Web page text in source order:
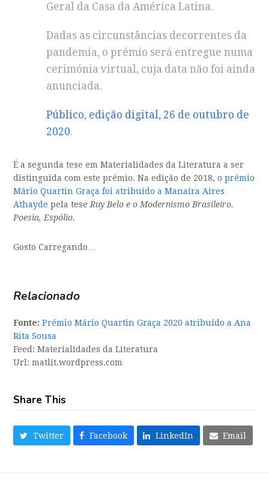
Geral da Casa da América Latina.
Dadas as circunstâncias decorrentes da
pandemia, o prémio será entregue numa
cerimónia virtual, cuja data não foi ainda
anunciada.
Público, edição digital, 26 de outubro de
2020.
É a segunda tese em Materialidades da Literatura a ser
distinguida com este prémio. Na edição de 2018,o prémio
Mário Quartin Graça foi atribuído a Manaíra Aires
Athayde pela teseRuy Belo e o Modernismo Brasileiro.
Poesia, Espólio.
Gosto Carregando…
Relacionado
Fonte: Prémio Mário Quartin Graça 2020 atribuído a Ana
Rita Sousa
Feed: Materialidades da Literatura
Url: matlit.wordpress.com
Share This
Twitter Facebook LinkedIn Email